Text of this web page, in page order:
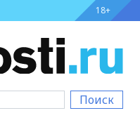
18+
Поиск